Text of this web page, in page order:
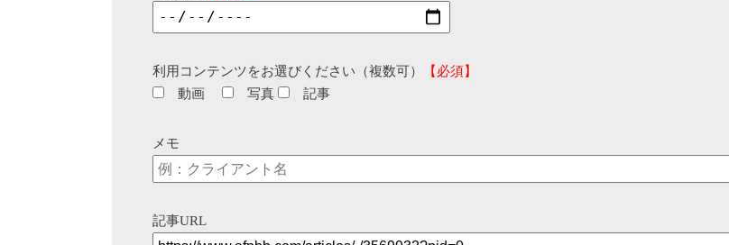
利用コンテンツをお選びください（複数可）
【必須】
動画
写真 記事
メモ
記事URL